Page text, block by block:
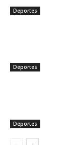
Deportes
Deportes
Deportes